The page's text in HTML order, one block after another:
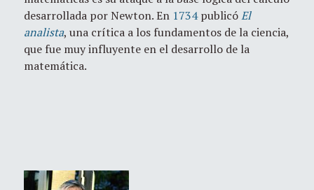
desarrollada por Newton. En 1734publicóEl
analista, una crítica a los fundamentos de la ciencia,
que fue muy influyente en el desarrollo de la
matemática.